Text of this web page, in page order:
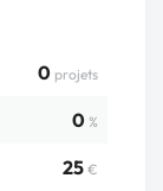
0 projets
0 %
25 €